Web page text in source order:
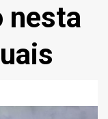
nesta